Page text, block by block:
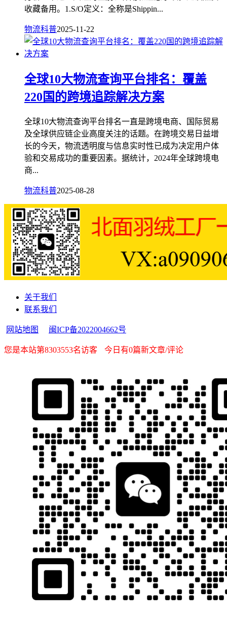
收藏备用。1.S/O定义：全称是Shippin...
物流科普2025-11-22
全球10大物流查询平台排名：覆盖
220国的跨境追踪解决方案
全球10大物流查询平台排名一直是跨境电商、国际贸易
及全球供应链企业高度关注的话题。在跨境交易日益增
长的今天，物流透明度与信息实时性已成为决定用户体
验和交易成功的重要因素。据统计，2024年全球跨境电
商...
物流科普2025-08-28
关于我们
联系我们
网站地图 闽ICP备2022004662号
您是本站第8303553名访客 今日有0篇新文章/评论